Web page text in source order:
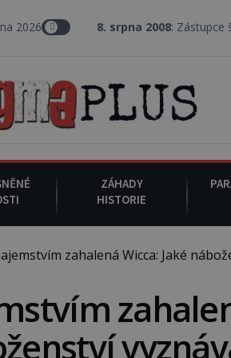
2026
8. srpna 2008 : Zástupce šerifa v
ZÁHADY
HISTORIE
zahalená Wicca: Jaké